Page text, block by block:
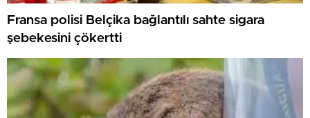
Fransa polisi Belçika bağlantılı sahte sigara
şebekesini çökertti